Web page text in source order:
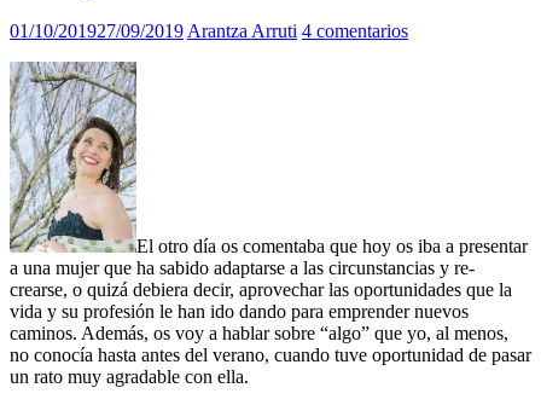
01/10/201927/09/2019 Arantza Arruti 4 comentarios
El otro día os comentaba que hoy os iba a presentar
a una mujer que ha sabido adaptarse a las circunstancias y re-
crearse, o quizá debiera decir, aprovechar las oportunidades que la
vida y su profesión le han ido dando para emprender nuevos
caminos. Además, os voy a hablar sobre “algo” que yo, al menos,
no conocía hasta antes del verano, cuando tuve oportunidad de pasar
un rato muy agradable con ella.